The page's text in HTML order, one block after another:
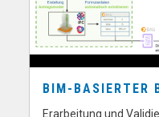
BIM-BASIERTER
Erarbeitung und